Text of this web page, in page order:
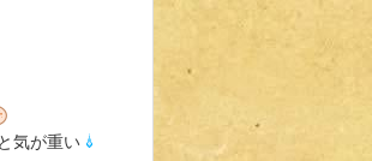
気が重い